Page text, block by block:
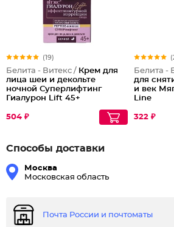
(19)
Белита - Витекс / Крем для
лица шеи и декольте
ночной Суперлифтинг
Гиалурон Lift 45+
504 ₽
Белита -
для
и век
Line
322 ₽
Способы доставки
Москва
Московская область
Почта России и почтоматы